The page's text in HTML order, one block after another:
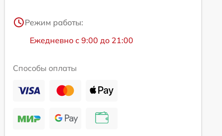
Режим работы:
Ежедневно с 9:00 до 21:00
Способы оплаты